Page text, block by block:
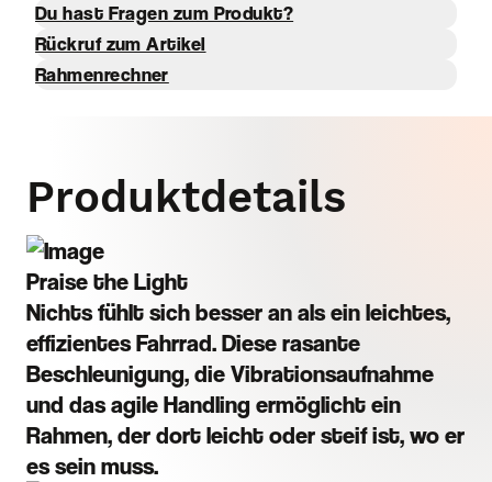
Du hast Fragen zum Produkt?
Rückruf zum Artikel
Rahmenrechner
Produktdetails
Praise the Light
Nichts fühlt sich besser an als ein leichtes,
effizientes Fahrrad. Diese rasante
Beschleunigung, die Vibrationsaufnahme
und das agile Handling ermöglicht ein
Rahmen, der dort leicht oder steif ist, wo er
es sein muss.